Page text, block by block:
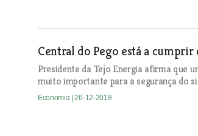
Central do Pego está a
Presidente da Tejo Energia afirma que
muito importante para a segurança do
Economia | 26-12-2018